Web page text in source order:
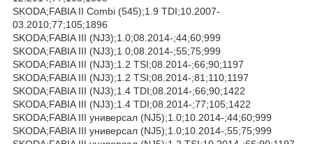
SKODA;FABIA II Combi (545);1.9 TDI;10.2007-
03.2010;77;105;1896
SKODA;FABIA III (NJ3);1.0;08.2014-;44;60;999
SKODA;FABIA III (NJ3);1.0;08.2014-;55;75;999
SKODA;FABIA III (NJ3);1.2 TSI;08.2014-;66;90;1197
SKODA;FABIA III (NJ3);1.2 TSI;08.2014-;81;110;1197
SKODA;FABIA III (NJ3);1.4 TDI;08.2014-;66;90;1422
SKODA;FABIA III (NJ3);1.4 TDI;08.2014-;77;105;1422
SKODA;FABIA III универсал (NJ5);1.0;10.2014-;44;60;999
SKODA;FABIA III универсал (NJ5);1.0;10.2014-;55;75;999